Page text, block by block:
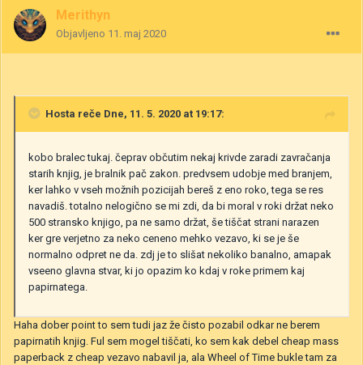
Merithyn
Objavljeno 11. maj 2020
Hosta reče Dne, 11. 5. 2020 at 19:17:
kobo bralec tukaj. čeprav občutim nekaj krivde zaradi zavračanja
starih knjig, je bralnik pač zakon. predvsem udobje med branjem,
ker lahko v vseh možnih pozicijah bereš z eno roko, tega se res
navadiš. totalno nelogično se mi zdi, da bi moral v roki držat neko
500 stransko knjigo, pa ne samo držat, še tiščat strani narazen
ker gre verjetno za neko ceneno mehko vezavo, ki se je še
normalno odpret ne da. zdj je to slišat nekoliko banalno, amapak
vseeno glavna stvar, ki jo opazim ko kdaj v roke primem kaj
papirnatega.
Haha dober point to sem tudi jaz že čisto pozabil odkar ne berem
papirnatih knjig. Ful sem mogel tiščati, ko sem kak debel cheap mass
paperback z cheap vezavo nabavil ja, ala Wheel of Time bukle tam za